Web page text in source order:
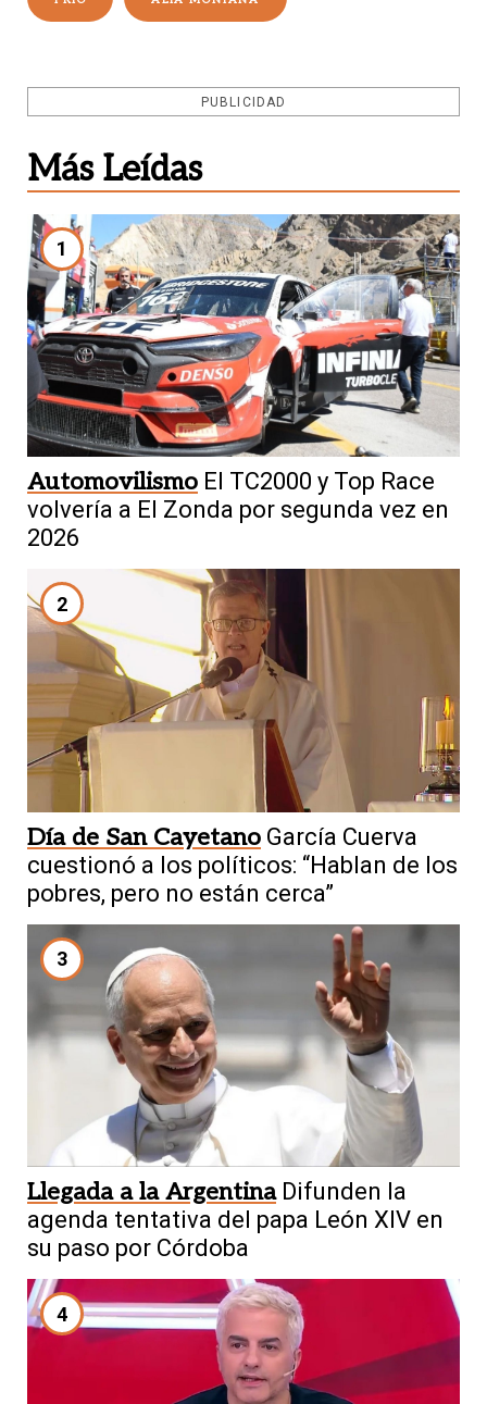
PUBLICIDAD
Más Leídas
1
Automovilismo El TC2000 y Top Race
volvería a El Zonda por segunda vez en
2026
2
Día de San Cayetano García Cuerva
cuestionó a los políticos: “Hablan de los
pobres, pero no están cerca”
3
Llegada a la Argentina Difunden la
agenda tentativa del papa León XIV en
su paso por Córdoba
4